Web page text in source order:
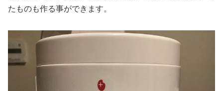
たものも作る事ができます。